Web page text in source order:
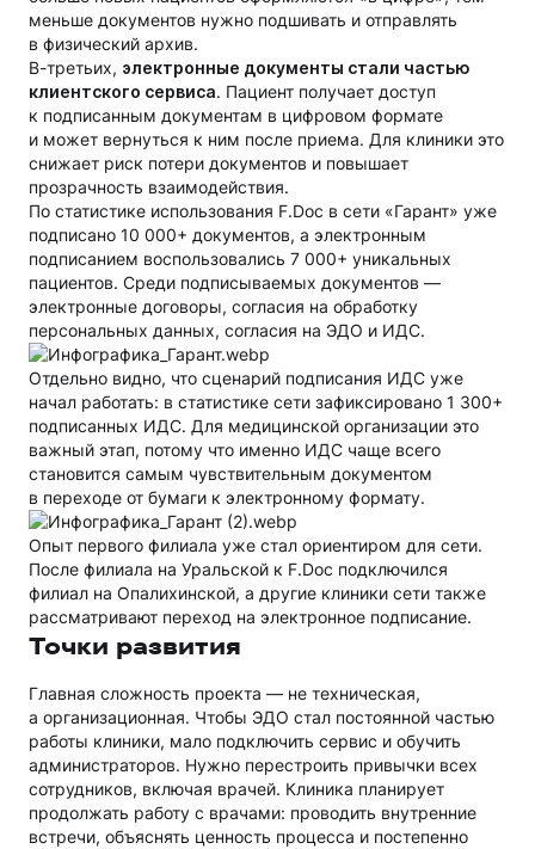
меньше документов нужно подшивать и отправлять
в физический архив.
В-третьих, электронные документы стали частью
клиентского сервиса. Пациент получает доступ
к подписанным документам в цифровом формате
и может вернуться к ним после приема. Для клиники это
снижает риск потери документов и повышает
прозрачность взаимодействия.
По статистике использования F.Doc в сети «Гарант» уже
подписано 10 000+ документов, а электронным
подписанием воспользовались 7 000+ уникальных
пациентов. Среди подписываемых документов —
электронные договоры, согласия на обработку
персональных данных, согласия на ЭДО и ИДС.
Отдельно видно, что сценарий подписания ИДС уже
начал работать: в статистике сети зафиксировано 1 300+
подписанных ИДС. Для медицинской организации это
важный этап, потому что именно ИДС чаще всего
становится самым чувствительным документом
в переходе от бумаги к электронному формату.
Опыт первого филиала уже стал ориентиром для сети.
После филиала на Уральской к F.Doc подключился
филиал на Опалихинской, а другие клиники сети также
рассматривают переход на электронное подписание.
Точки развития
Главная сложность проекта — не техническая,
а организационная. Чтобы ЭДО стал постоянной частью
работы клиники, мало подключить сервис и обучить
администраторов. Нужно перестроить привычки всех
сотрудников, включая врачей. Клиника планирует
продолжать работу с врачами: проводить внутренние
встречи, объяснять ценность процесса и постепенно